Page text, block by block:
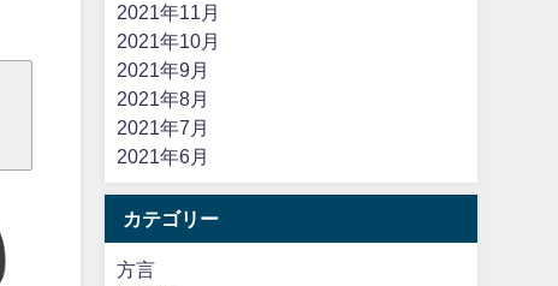
2021年11月
2021年10月
2021年9月
2021年8月
2021年7月
2021年6月
カテゴリー
方言